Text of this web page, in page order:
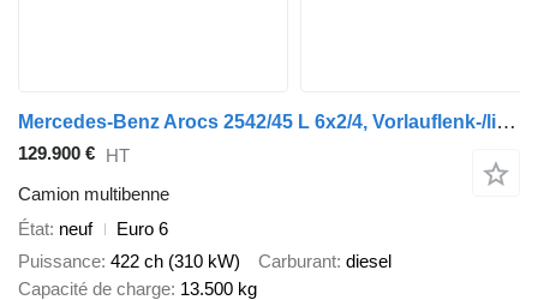
Mercedes-Benz Arocs 2542/45 L 6x2/4, Vorlauflenk-/liftachse
129.900 € HT
Camion multibenne
État neuf
Euro 6
Puissance 422 ch (310 kW) Carburant diesel
Capacité de charge 13.500 kg